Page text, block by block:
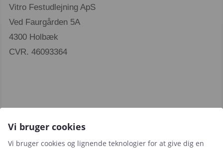
Vitro Festudlejning ApS
Ved Faurgården 5A
4300 Holbæk
CVR. 46093364
Leje- og købsbetingelser
Cookie- og privatlivspolitik
Vi bruger cookies
Vi bruger cookies og lignende teknologier for at give dig en